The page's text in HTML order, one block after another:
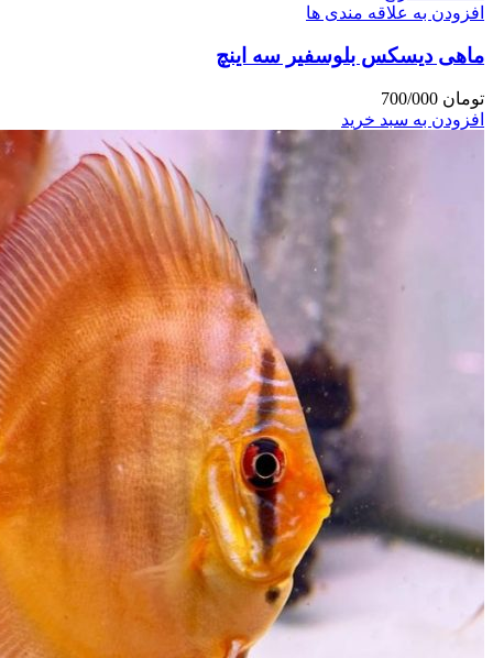
افزودن به علاقه مندی ها
ماهی دیسکس بلوسفیر سه اینچ
تومان
افزودن به سبد خرید